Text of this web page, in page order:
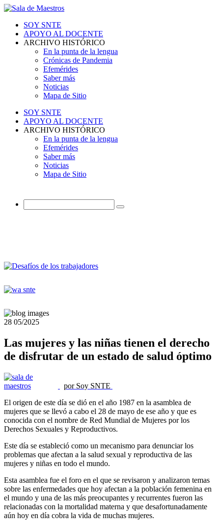
SOY SNTE
APOYO AL DOCENTE
ARCHIVO HISTÓRICO
En la punta de la lengua
Crónicas de Pandemia
Efemérides
Saber más
Noticias
Mapa de Sitio
SOY SNTE
APOYO AL DOCENTE
ARCHIVO HISTÓRICO
En la punta de la lengua
Efemérides
Saber más
Noticias
Mapa de Sitio
28 05/2025
Las mujeres y las niñas tienen el derecho
de disfrutar de un estado de salud óptimo
por Soy SNTE
El origen de este día se dió en el año 1987 en la asamblea de
mujeres que se llevó a cabo el 28 de mayo de ese año y que es
conocida con el nombre de Red Mundial de Mujeres por los
Derechos Sexuales y Reproductivos.
Este día se estableció como un mecanismo para denunciar los
problemas que afectan a la salud sexual y reproductiva de las
mujeres y niñas en todo el mundo.
Esta asamblea fue el foro en el que se revisaron y analizaron temas
sobre las enfermedades que hoy afectan a la población femenina en
el mundo y una de las más preocupantes y recurrentes fueron las
relacionadas con la mortalidad materna y que desafortunadamente
aún hoy en día cobra la vida de muchas mujeres.